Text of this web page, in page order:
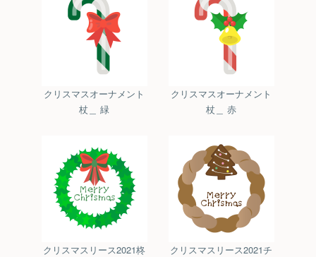
クリスマスオーナメント
杖＿ 緑
クリスマスオーナメント
杖＿ 赤
クリスマスリース2021柊
クリスマスリース2021チ